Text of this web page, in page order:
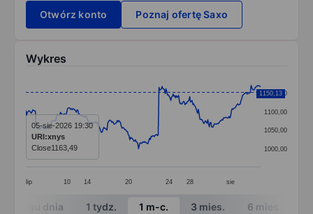
Otwórz konto
Poznaj ofertę Saxo
Wykres
Line chart with 299 data points.
The chart has 1 X axis displaying categories.
The chart has 1 Y axis displaying values. Data
lip 10 14 20 24 28 sie
1000,00
1050,00
1100,00
1150,00
1150,13
05-sie-2026 19:30
URI:xnys
Close1163,49
End of interactive chart.
W ciągu dnia 1 tydz. 1 m-c. 3 mies. 6 mies.